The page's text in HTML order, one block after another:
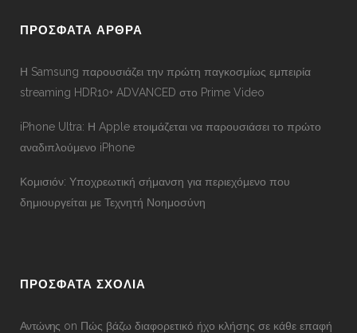
ΠΡΟΣΦΑΤΑ ΑΡΘΡΑ
Η Samsung παρουσιάζει την πρώτη παγκοσμίως εμπειρία
streaming HDR10+ ADVANCED στο Prime Video
iPhone Ultra: Η Apple ετοιμάζεται να παρουσιάσει το πρώτο
αναδιπλούμενο iPhone
Κομισιόν: Υποχρεωτική σήμανση για περιεχόμενο που
δημιουργείται με Τεχνητή Νοημοσύνη
ΠΡΟΣΦΑΤΑ ΣΧΟΛΙΑ
Αντώνης on Πώς βάζω διαφορετικό ήχο κλήσης σε κάθε επαφή